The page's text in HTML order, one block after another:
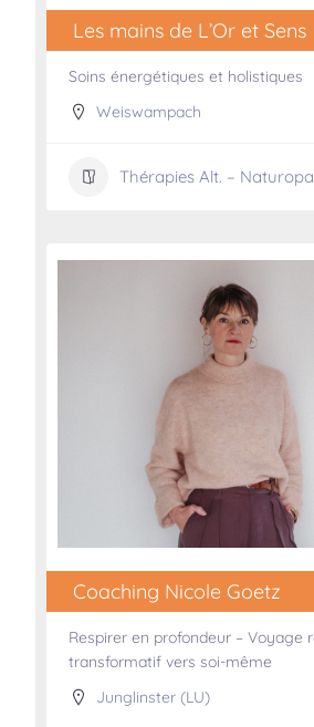
Les mains de L’Or et Sens
Soins énergétiques et holistiques
Weiswampach
Thérapies Alt. –
Coaching Nicole Goetz
Respirer en profondeur – Voyage
transformatif vers soi-même
Junglinster (LU)